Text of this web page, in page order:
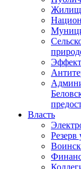
Власть
Резерв